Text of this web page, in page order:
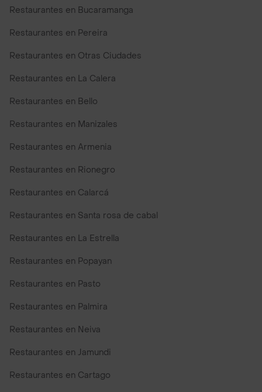
Restaurantes en Bucaramanga
Restaurantes en Pereira
Restaurantes en Otras Ciudades
Restaurantes en La Calera
Restaurantes en Bello
Restaurantes en Manizales
Restaurantes en Armenia
Restaurantes en Rionegro
Restaurantes en Calarcá
Restaurantes en Santa rosa de cabal
Restaurantes en La Estrella
Restaurantes en Popayan
Restaurantes en Pasto
Restaurantes en Palmira
Restaurantes en Neiva
Restaurantes en Jamundi
Restaurantes en Cartago